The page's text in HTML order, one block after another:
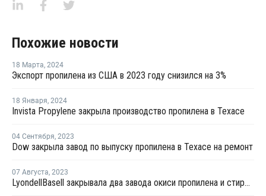
Похожие новости
18 Марта, 2024
Экспорт пропилена из США в 2023 году снизился на 3%
18 Января, 2024
Invista Propylene закрыла производство пропилена в Техасе
04 Сентября, 2023
Dow закрыла завод по выпуску пропилена в Техасе на ремонт
07 Августа, 2023
LyondellBasell закрывала два завода окиси пропилена и стирола в США и Европе на ремонт в июле-августе